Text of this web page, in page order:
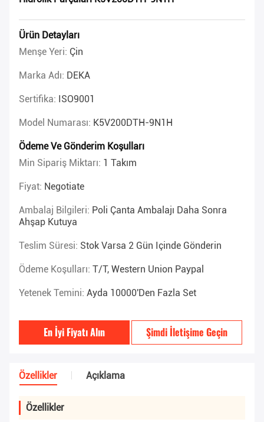
Ürün Detayları
Menşe Yeri: Çin
Marka Adı: DEKA
Sertifika: ISO9001
Model Numarası: K5V200DTH-9N1H
Ödeme Ve Gönderim Koşulları
Min Sipariş Miktarı: 1 Takım
Fiyat: Negotiate
Ambalaj Bilgileri: Poli Çanta Ambalajı Daha Sonra
Ahşap Kutuya
Teslim Süresi: Stok Varsa 2 Gün Içinde Gönderin
Ödeme Koşulları: T/T, Western Union Paypal
Yetenek Temini: Ayda 10000'den Fazla Set
En İyi Fiyatı Alın Şimdi İletişime Geçin
Özellikler Açıklama
Özellikler